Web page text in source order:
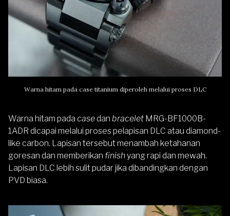
Warna hitam pada case titanium diperoleh melalui proses DLC
Warna hitam pada casedan bracelet MRG-BF1000B-
1ADR dicapai melalui proses pelapisan DLC atau diamond-
like carbon. Lapisan tersebut menambah ketahanan
goresan dan memberikan finishyang rapi dan mewah.
Lapisan DLC lebih sulit pudar jika dibandingkan dengan
PVD biasa.